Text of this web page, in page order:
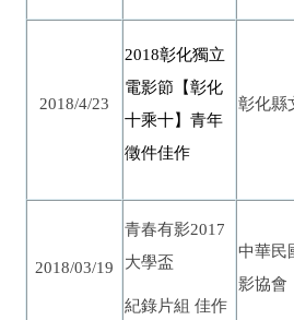
2018/4/23
2018彰化獨立
電影節【彰化
十乘十】青年
徵件佳作
彰化縣
2018/03/19
青春有影2017
大學盃
紀錄片組 佳作
中華民
影協會